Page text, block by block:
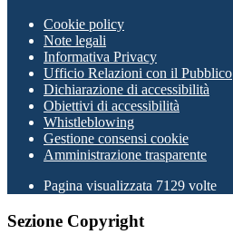
Cookie policy
Note legali
Informativa Privacy
Ufficio Relazioni con il Pubblico
Dichiarazione di accessibilità
Obiettivi di accessibilità
Whistleblowing
Gestione consensi cookie
Amministrazione trasparente
Pagina visualizzata 7129 volte
Sezione Copyright